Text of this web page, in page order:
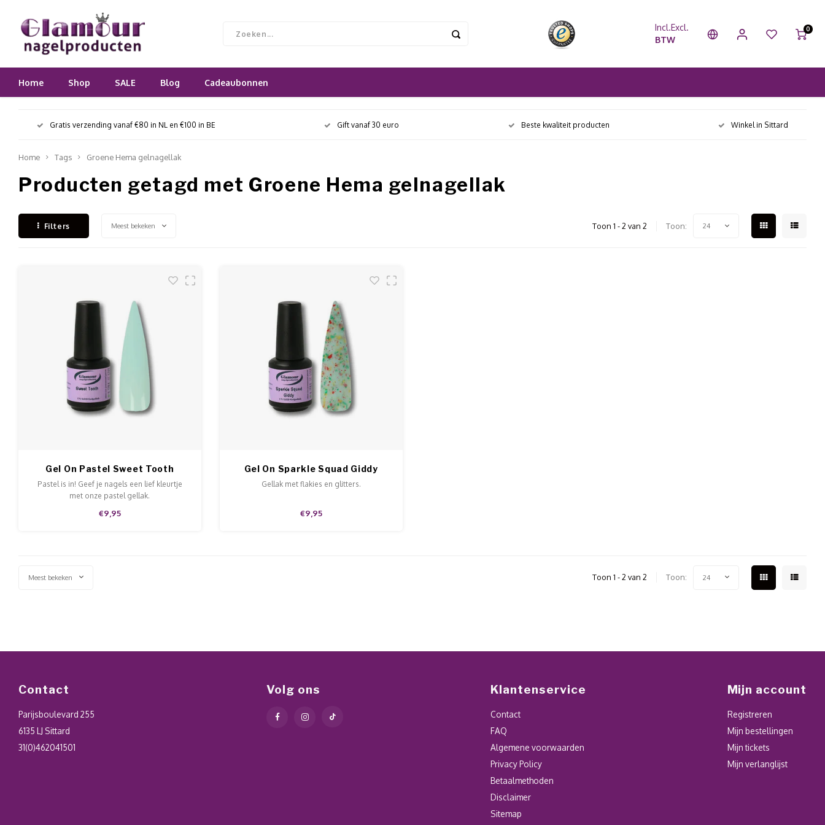
Incl.Excl.
BTW
0
Home Shop SALE Blog Cadeaubonnen
Gratis verzending vanaf €80 in NL en €100 in BE Gift vanaf 30 euro Beste kwaliteit producten Winkel in Sittard
Home Tags Groene Hema gelnagellak
Producten getagd met Groene Hema gelnagellak
Filters Meest bekeken Toon 1 - 2 van 2 Toon: 24
Gel On Pastel Sweet Tooth
Pastel is in! Geef je nagels een lief kleurtje
met onze pastel gellak.
€9,95
Gel On Sparkle Squad Giddy
Gellak met flakies en glitters.
€9,95
Meest bekeken Toon 1 - 2 van 2 Toon: 24
Contact
Parijsboulevard 255
6135 LJ Sittard
31(0)462041501
Volg ons Klantenservice
Contact
FAQ
Algemene voorwaarden
Privacy Policy
Betaalmethoden
Disclaimer
Sitemap
Mijn account
Registreren
Mijn bestellingen
Mijn tickets
Mijn verlanglijst